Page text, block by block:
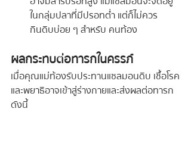
ในกลุ่มปลาที่มีปรอทต่ำ แต่ก็ไม่ควร
กินดิบบ่อย ๆ สำหรับ คนท้อง
ผลกระทบต่อทารกในครรภ์
เมื่อคุณแม่ท้องรับประทานแซลมอนดิบ เชื้อโรค
และพยาธิอาจเข้าสู่ร่างกายและส่งผลต่อทารก
ดังนี้